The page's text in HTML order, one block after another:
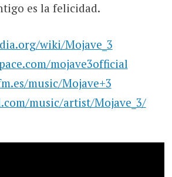
es la felicidad.
wiki/Mojave_3
mojave3official
music/Mojave+3
music/artist/Mojave_3/